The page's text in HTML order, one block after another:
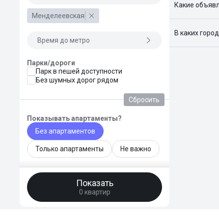
Менделеевская
Время до метро
Парки/дороги
Парк в пешей доступности
Без шумных дорог рядом
Сбросить
Показывать апартаменты?
Без апартаментов
Только апартаменты Не важно
Общая площадь, м²
—
Показать
0 квартир
Какие
В каких